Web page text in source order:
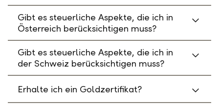
Gibt es steuerliche Aspekte, die ich in
Österreich berücksichtigen muss?
Gibt es steuerliche Aspekte, die ich in
der Schweiz berücksichtigen muss?
Erhalte ich ein Goldzertifikat?